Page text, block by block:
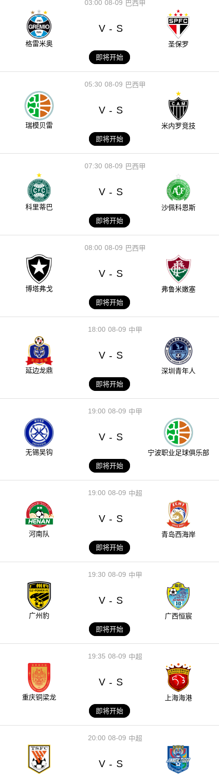
08-09
03:00 巴西甲
格雷米奥
V - S
圣保罗
即将开始
08-09
05:30 巴西甲
瑞模贝雷
V - S
米内罗竞技
即将开始
08-09
07:30 巴西甲
科里蒂巴
V - S
沙佩科恩斯
即将开始
08-09
08:00 巴西甲
博塔弗戈
V - S
弗鲁米嫩塞
即将开始
08-09
18:00 中甲
延边龙鼎
V - S
深圳青年人
即将开始
08-09
19:00 中甲
无锡吴钩
V - S
宁波职业足球俱乐部
即将开始
08-09
19:00 中超
河南队
V - S
青岛西海岸
即将开始
08-09
19:30 中甲
广州豹
V - S
广西恒宸
即将开始
08-09
19:35 中超
重庆铜梁龙
V - S
上海海港
即将开始
08-09
20:00 中超
V - S